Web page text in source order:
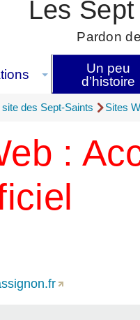
Les
Pardon
Un peu
d’histoire
site des Sept-Saints Sites
: